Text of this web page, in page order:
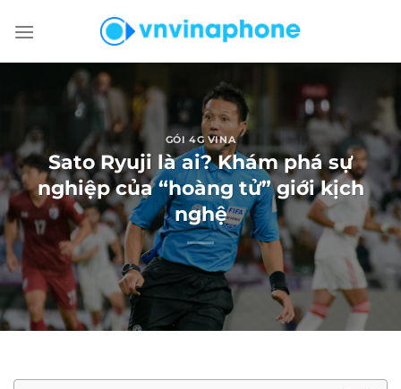
đến
GÓI 4G VINA
Sato Ryuji là ai? Khám phá sự
nghiệp của “hoàng tử” giới kịch
nghệ